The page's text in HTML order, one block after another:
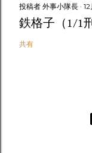
投稿者 外事小隊長
鉄格子（1/1
共有